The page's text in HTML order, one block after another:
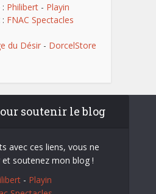
: Philibert - Playin
: FNAC Spectacles
du Désir - DorcelStore
soutenir le blog
avec ces liens, vous ne
et soutenez mon blog !
- Playin